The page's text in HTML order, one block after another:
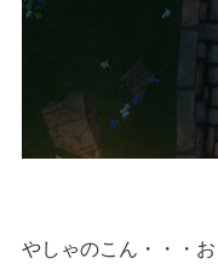
やしゃのこん・・・